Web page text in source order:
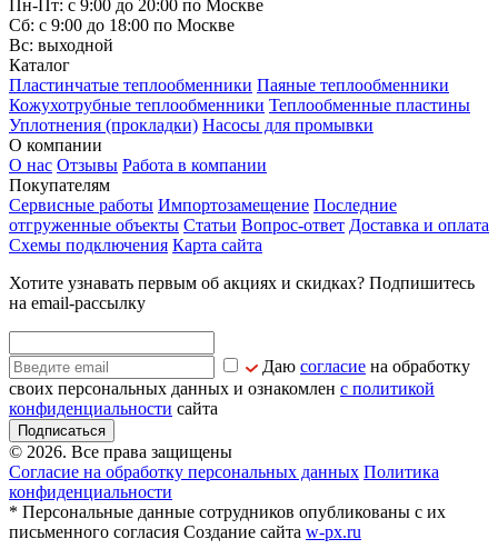
Пн-Пт: с 9:00 до 20:00 по Москве
Сб: с 9:00 до 18:00 по Москве
Вс: выходной
Каталог
Пластинчатые теплообменники Паяные теплообменники
Кожухотрубные теплообменники Теплообменные пластины
Уплотнения (прокладки) Насосы для промывки
О компании
О нас Отзывы Работа в компании
Покупателям
Сервисные работы Импортозамещение Последние
отгруженные объекты Статьи Вопрос-ответ Доставка и оплата
Схемы подключения Карта сайта
Хотите узнавать первым об акциях и скидках? Подпишитесь
на email-рассылку
Даю согласие на обработку
своих персональных данных и ознакомлен с политикой
конфиденциальности сайта
Подписаться
© 2026. Все права защищены
Согласие на обработку персональных данных Политика
конфиденциальности
* Персональные данные сотрудников опубликованы с их
письменного согласия Создание сайта w-px.ru